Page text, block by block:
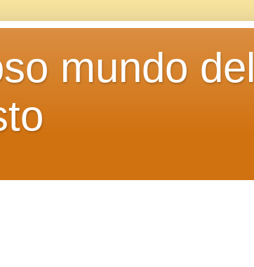
mundo del